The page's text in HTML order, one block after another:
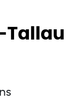
Tallau